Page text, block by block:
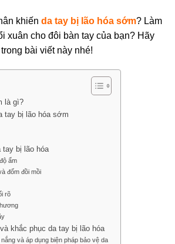
khiến da tay bị lão hóa sớm? Làm
xuân cho đôi bàn tay của bạn? Hãy
bài viết này nhé!
là gì?
tay bị lão hóa sớm
tay bị lão hóa
ẩm
đốm đồi mồi
rõ
khắc phục da tay bị lão hóa
và áp dụng biện pháp bảo vệ da